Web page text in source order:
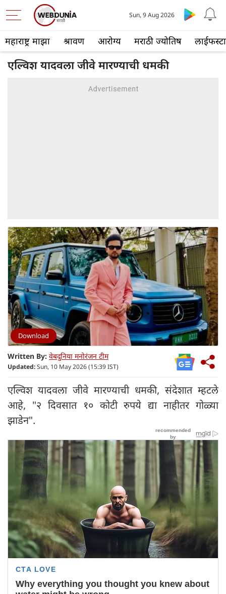
महाराष्ट्र माझा श्रावण आरोग्य मराठी ज्योतिष
Sun, 9 Aug 2026
एल्विश यादवला जीवे मारण्याची धमकी
Download
Written By: वेबदुनिया मनोरंजन टीम
Updated:Sun, 10 May 2026 (15:39 IST)
एल्विश यादवला जीवे मारण्याची धमकी, संदेशात म्हटले
आहे, "२ दिवसात १० कोटी रुपये द्या नाहीतर गोळ्या
झाडेन".